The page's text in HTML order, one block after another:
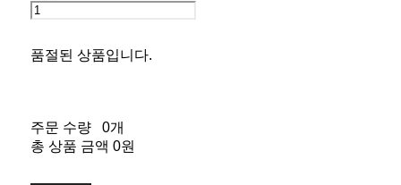
품절된 상품입니다.
주문 수량
0개
총 상품 금액 0원